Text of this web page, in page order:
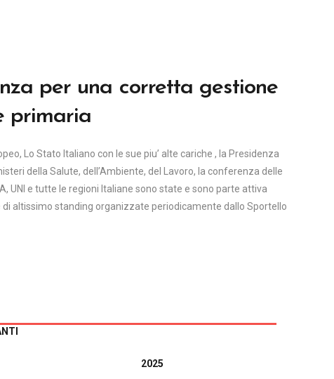
per una corretta gestione
primaria
Lo Stato Italiano con le sue piu’ alte cariche , la Presidenza
della Salute, dell’Ambiente, del Lavoro, la conferenza delle
UNI e tutte le regioni Italiane sono state e sono parte attiva
di altissimo standing organizzate periodicamente dallo Sportello
2025